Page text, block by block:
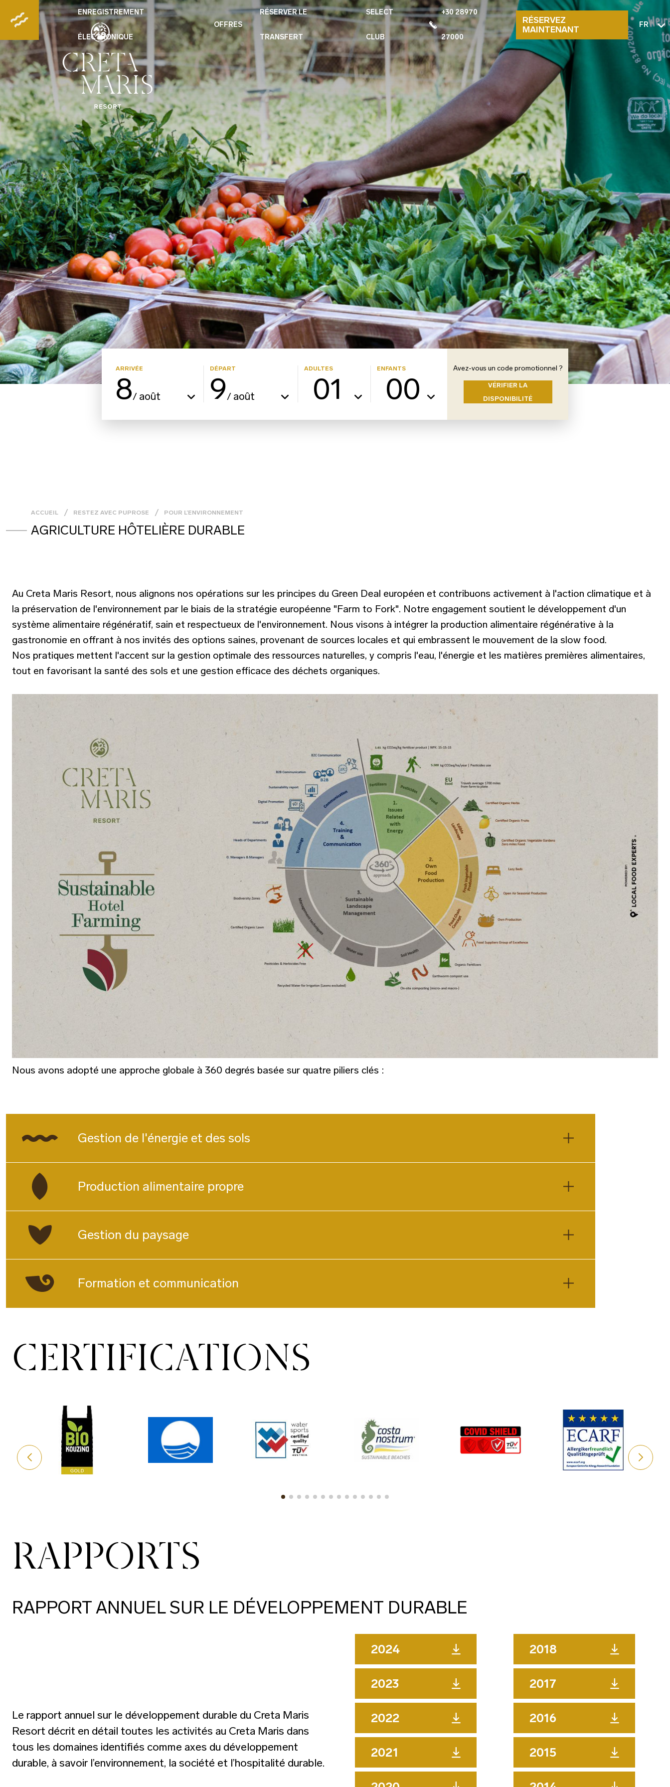
ENREGISTREMENT
ÉLECTRONIQUE
OFFRES
RÉSERVER LE
TRANSFERT
SELECT
CLUB
+30 28970
27000
RÉSERVEZ
MAINTENANT
FR
ARRIVÉE
8/ août
DÉPART
9/ août
ADULTES
01
ENFANTS
00
Avez-vous un code promotionnel ?
VÉRIFIER LA
DISPONIBILITÉ
ACCUEIL RESTEZ AVEC PUPROSE POUR L’ENVIRONNEMENT
AGRICULTURE HÔTELIÈRE DURABLE
Au Creta Maris Resort, nous alignons nos opérations sur les principes du Green Deal européen et contribuons activement à l'action climatique et à
la préservation de l'environnement par le biais de la stratégie européenne "Farm to Fork". Notre engagement soutient le développement d'un
système alimentaire régénératif, sain et respectueux de l'environnement. Nous visons à intégrer la production alimentaire régénérative à la
gastronomie en offrant à nos invités des options saines, provenant de sources locales et qui embrassent le mouvement de la slow food.
Nos pratiques mettent l'accent sur la gestion optimale des ressources naturelles, y compris l'eau, l'énergie et les matières premières alimentaires,
tout en favorisant la santé des sols et une gestion efficace des déchets organiques.
Nous avons adopté une approche globale à 360 degrés basée sur quatre piliers clés :
Gestion de l'énergie et des sols
Production alimentaire propre
Gestion du paysage
Formation et communication
CERTIFICATIONS
RAPPORTS
RAPPORT ANNUEL SUR LE DÉVELOPPEMENT DURABLE
Le rapport annuel sur le développement durable du Creta Maris
Resort décrit en détail toutes les activités au Creta Maris dans
tous les domaines identifiés comme axes du développement
durable, à savoir l’environnement, la société et l’hospitalité durable.
2024
2023
2022
2021
2018
2017
2016
2015